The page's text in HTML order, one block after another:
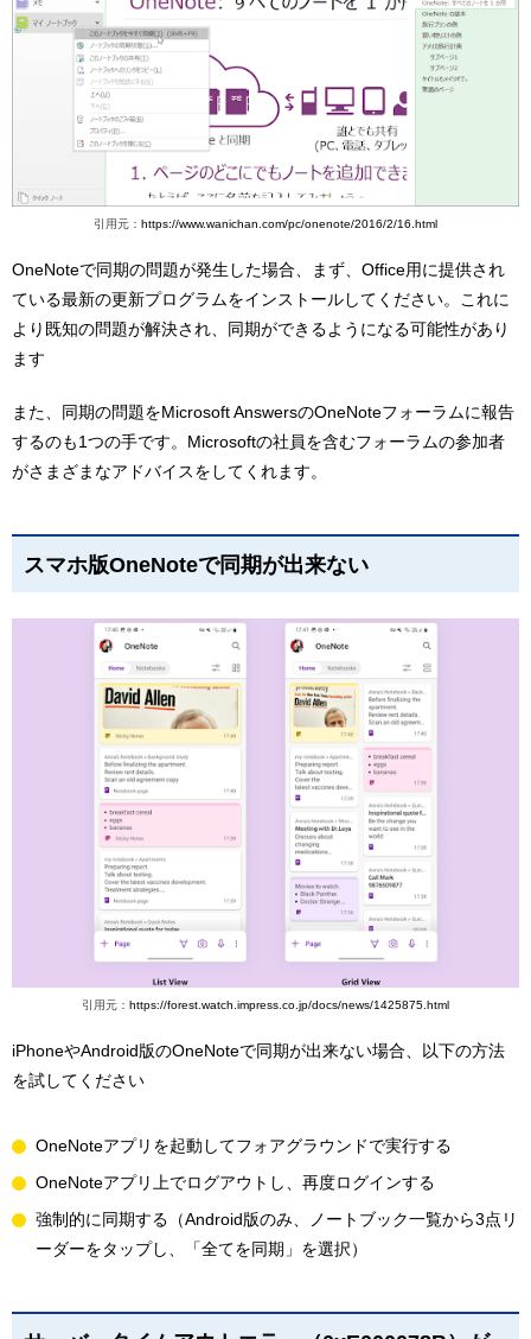
引用元： https://www.wanichan.com/pc/onenote/2016/2/16.html
OneNoteで同期の問題が発生した場合、まず、Office用に提供され
ている最新の更新プログラムをインストールしてください。これに
より既知の問題が解決され、同期ができるようになる可能性があり
ます
また、同期の問題をMicrosoft AnswersのOneNoteフォーラムに報告
するのも1つの手です。Microsoftの社員を含むフォーラムの参加者
がさまざまなアドバイスをしてくれます。
スマホ版OneNoteで同期が出来ない
引用元： https://forest.watch.impress.co.jp/docs/news/1425875.html
iPhoneやAndroid版のOneNoteで同期が出来ない場合、以下の方法
を試してください
OneNoteアプリを起動してフォアグラウンドで実行する
OneNoteアプリ上でログアウトし、再度ログインする
強制的に同期する（Android版のみ、ノートブック一覧から3点リ
ーダーをタップし、「全てを同期」を選択）